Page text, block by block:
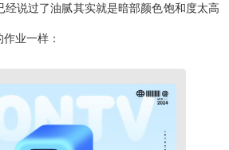
经说过了油腻其实就是暗部颜色饱和度太高
业一样：